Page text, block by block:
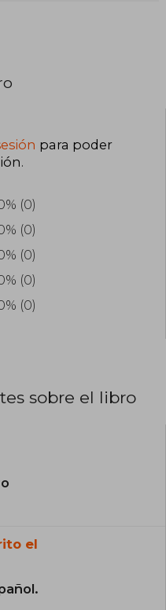
para poder
.
(0)
(0)
(0)
(0)
(0)
sobre el libro
el